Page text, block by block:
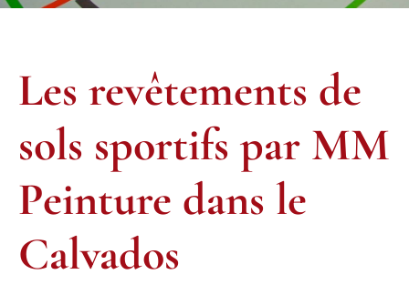
Les revêtements de
sols sportifs par MM
Peinture dans le
Calvados